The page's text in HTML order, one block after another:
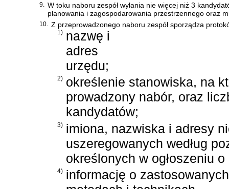
9.
W toku naboru zespół wyłania nie więcej niż 3
planowania i zagospodarowania przestrzennego oraz
10. Z przeprowadzonego naboru zespół sporządza
1) nazwę i
adres
urzędu;
2) określenie stanowiska, na
prowadzony nabór, oraz
kandydatów;
3) imiona, nazwiska i adresy
uszeregowanych według
określonych w ogłoszeniu
4) informację o zastosowanych